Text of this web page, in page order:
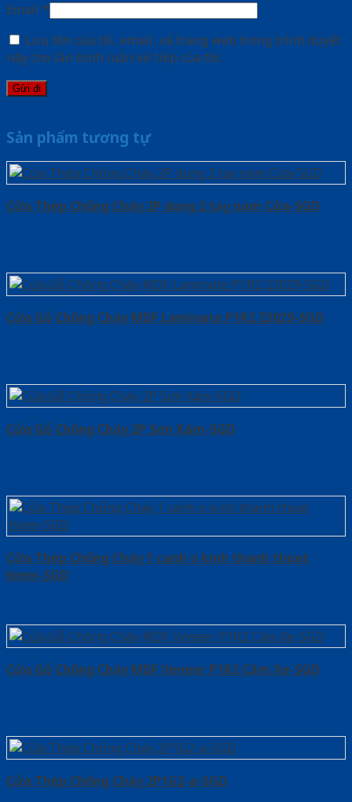
Email *
Lưu tên của tôi, email, và trang web trong trình duyệt
này cho lần bình luận kế tiếp của tôi.
Sản phẩm tương tự
Cửa Thép Chống Cháy 2P dung 2 tay nam Cửa-SGD
Cửa Gỗ Chống Cháy MDF Laminate P1R2 23029-SGD
Cửa Gỗ Chống Cháy 2P Sơn Xám-SGD
Cửa Thép Chống Cháy 1 canh o kinh thanh thoat
hiem-SGD
Cửa Gỗ Chống Cháy MDF Veneer P1R2 Căm Xe-SGD
Cửa Thép Chống Cháy 2P1G2-a-SGD